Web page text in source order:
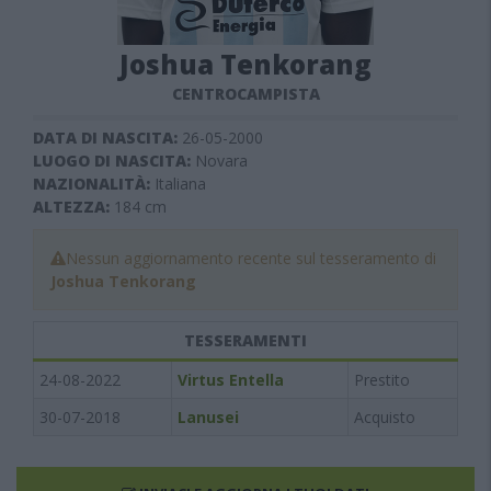
Joshua Tenkorang
CENTROCAMPISTA
DATA DI NASCITA: 26-05-2000
LUOGO DI NASCITA: Novara
NAZIONALITÀ: Italiana
ALTEZZA: 184 cm
Nessun aggiornamento recente sul tesseramento di
Joshua Tenkorang
TESSERAMENTI
24-08-2022
Virtus Entella
Prestito
30-07-2018
Lanusei Acquisto